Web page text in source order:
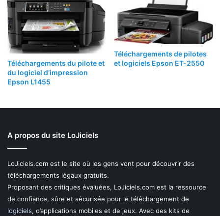
Téléchargements du pilote et
du logiciel d’impression
Epson L1455
Téléchargements de pilotes
et logiciels Epson ET-2550
A propos du site LoJiciels
LoJiciels.com est le site où les gens vont pour découvrir des
téléchargements légaux gratuits.
Proposant des critiques évaluées, LoJiciels.com est la ressource
de confiance, sûre et sécurisée pour le téléchargement de
logiciels, d’applications mobiles et de jeux. Avec des kits de